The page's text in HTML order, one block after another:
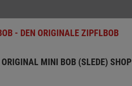
- DEN ORIGINALE ZIPFLBOB
ORIGINAL MINI BOB (SLEDE) SHOP